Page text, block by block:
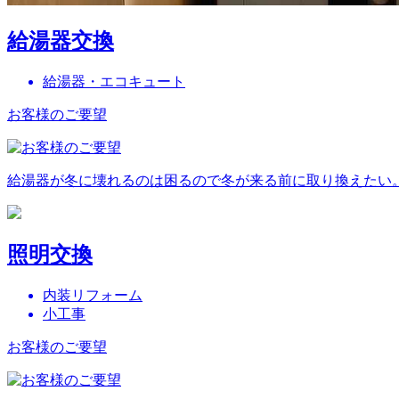
給湯器交換
給湯器・エコキュート
お客様のご要望
給湯器が冬に壊れるのは困るので冬が来る前に取り換えたい
照明交換
内装リフォーム
小工事
お客様のご要望